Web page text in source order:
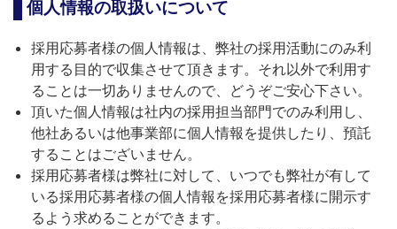
個人情報の取扱いについて
採用応募者様の個人情報は、弊社の採用活動にのみ利
用する目的で収集させて頂きます。それ以外で利用す
ることは一切ありませんので、どうぞご安心下さい。
頂いた個人情報は社内の採用担当部門でのみ利用し、
他社あるいは他事業部に個人情報を提供したり、預託
することはございません。
採用応募者様は弊社に対して、いつでも弊社が有して
いる採用応募者様の個人情報を採用応募者様に開示す
るよう求めることができます。